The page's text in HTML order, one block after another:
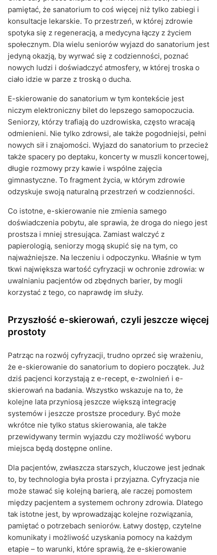
pamiętać, że sanatorium to coś więcej niż tylko zabiegi i
konsultacje lekarskie. To przestrzeń, w której zdrowie
spotyka się z regeneracją, a medycyna łączy z życiem
społecznym. Dla wielu seniorów wyjazd do sanatorium jest
jedyną okazją, by wyrwać się z codzienności, poznać
nowych ludzi i doświadczyć atmosfery, w której troska o
ciało idzie w parze z troską o ducha.
E-skierowanie do sanatorium w tym kontekście jest
niczym elektroniczny bilet do lepszego samopoczucia.
Seniorzy, którzy trafiają do uzdrowiska, często wracają
odmienieni. Nie tylko zdrowsi, ale także pogodniejsi, pełni
nowych sił i znajomości. Wyjazd do sanatorium to przecież
także spacery po deptaku, koncerty w muszli koncertowej,
długie rozmowy przy kawie i wspólne zajęcia
gimnastyczne. To fragment życia, w którym zdrowie
odzyskuje swoją naturalną przestrzeń w codzienności.
Co istotne, e-skierowanie nie zmienia samego
doświadczenia pobytu, ale sprawia, że droga do niego jest
prostsza i mniej stresująca. Zamiast walczyć z
papierologią, seniorzy mogą skupić się na tym, co
najważniejsze. Na leczeniu i odpoczynku. Właśnie w tym
tkwi największa wartość cyfryzacji w ochronie zdrowia: w
uwalnianiu pacjentów od zbędnych barier, by mogli
korzystać z tego, co naprawdę im służy.
Przyszłość e-skierowań, czyli jeszcze więcej
prostoty
Patrząc na rozwój cyfryzacji, trudno oprzeć się wrażeniu,
że e-skierowanie do sanatorium to dopiero początek. Już
dziś pacjenci korzystają z e-recept, e-zwolnień i e-
skierowań na badania. Wszystko wskazuje na to, że
kolejne lata przyniosą jeszcze większą integrację
systemów i jeszcze prostsze procedury. Być może
wkrótce nie tylko status skierowania, ale także
przewidywany termin wyjazdu czy możliwość wyboru
miejsca będą dostępne online.
Dla pacjentów, zwłaszcza starszych, kluczowe jest jednak
to, by technologia była prosta i przyjazna. Cyfryzacja nie
może stawać się kolejną barierą, ale raczej pomostem
między pacjentem a systemem ochrony zdrowia. Dlatego
tak istotne jest, by wprowadzając kolejne rozwiązania,
pamiętać o potrzebach seniorów. Łatwy dostęp, czytelne
komunikaty i możliwość uzyskania pomocy na każdym
etapie – to warunki, które sprawią, że e-skierowanie